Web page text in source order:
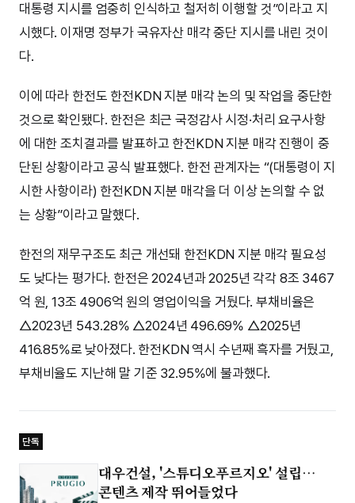
대통령 지시를 엄중히 인식하고 철저히 이행할 것”이라고 지
시했다. 이재명 정부가 국유자산 매각 중단 지시를 내린 것이
다.
이에 따라 한전도 한전KDN 지분 매각 논의 및 작업을 중단한
것으로 확인됐다. 한전은 최근 국정감사 시정·처리 요구사항
에 대한 조치결과를 발표하고 한전KDN 지분 매각 진행이 중
단된 상황이라고 공식 발표했다. 한전 관계자는 “(대통령이 지
시한 사항이라) 한전KDN 지분 매각을 더 이상 논의할 수 없
는 상황”이라고 말했다.
한전의 재무구조도 최근 개선돼 한전KDN 지분 매각 필요성
도 낮다는 평가다. 한전은 2024년과 2025년 각각 8조 3467
억 원, 13조 4906억 원의 영업이익을 거뒀다. 부채비율은
△2023년 543.28% △2024년 496.69% △2025년
416.85%로 낮아졌다. 한전KDN 역시 수년째 흑자를 거뒀고,
부채비율도 지난해 말 기준 32.95%에 불과했다.
단독
대우건설, '스튜디오푸르지오' 설립…
콘텐츠 제작 뛰어들었다